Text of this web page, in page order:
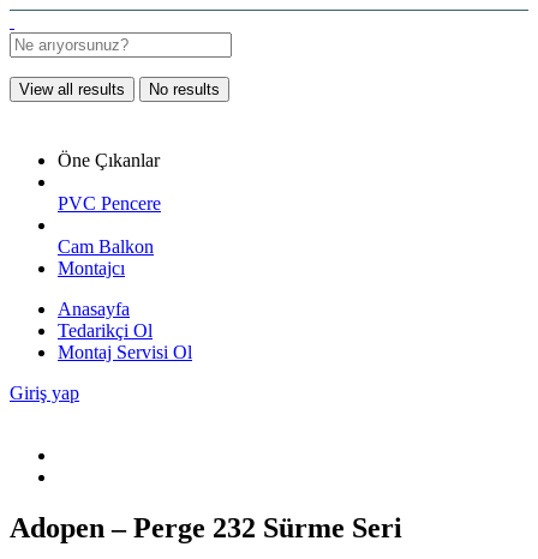
View all results No results
Öne Çıkanlar
PVC Pencere
Cam Balkon
Montajcı
Anasayfa
Tedarikçi Ol
Montaj Servisi Ol
Giriş yap
Adopen – Perge 232 Sürme Seri